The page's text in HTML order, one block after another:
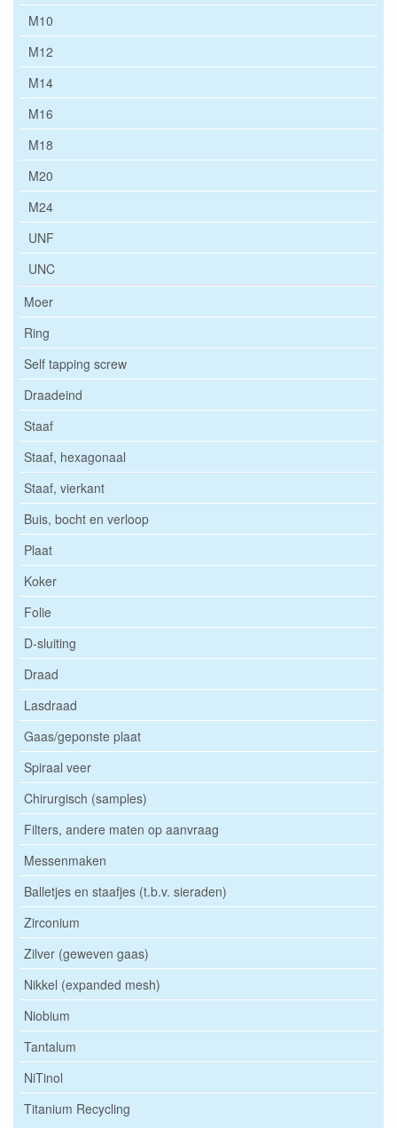
M10
M12
M14
M16
M18
M20
M24
UNF
UNC
Moer
Ring
Self tapping screw
Draadeind
Staaf
Staaf, hexagonaal
Staaf, vierkant
Buis, bocht en verloop
Plaat
Koker
Folie
D-sluiting
Draad
Lasdraad
Gaas/geponste plaat
Spiraal veer
Chirurgisch (samples)
Filters, andere maten op aanvraag
Messenmaken
Balletjes en staafjes (t.b.v. sieraden)
Zirconium
Zilver (geweven gaas)
Nikkel (expanded mesh)
Niobium
Tantalum
NiTinol
Titanium Recycling